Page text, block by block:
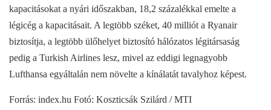
kapacitásokat a nyári időszakban, 18,2 százalékkal emelte a
légicég a kapacitásait. A legtöbb széket, 40 milliót a Ryanair
biztosítja, a legtöbb ülőhelyet biztosító hálózatos légitársaság
pedig a Turkish Airlines lesz, mivel az eddigi legnagyobb
Lufthansa egyáltalán nem növelte a kínálatát tavalyhoz képest.
Forrás: index.hu Fotó: Koszticsák Szilárd / MTI